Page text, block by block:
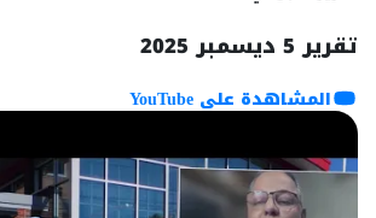
تقرير 5 ديسمبر 2025
المشاهدة على YouTube